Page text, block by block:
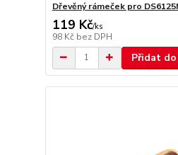
Dřevěný rámeček pro
119 Kč/ks
98 Kč bez DPH
Přidat